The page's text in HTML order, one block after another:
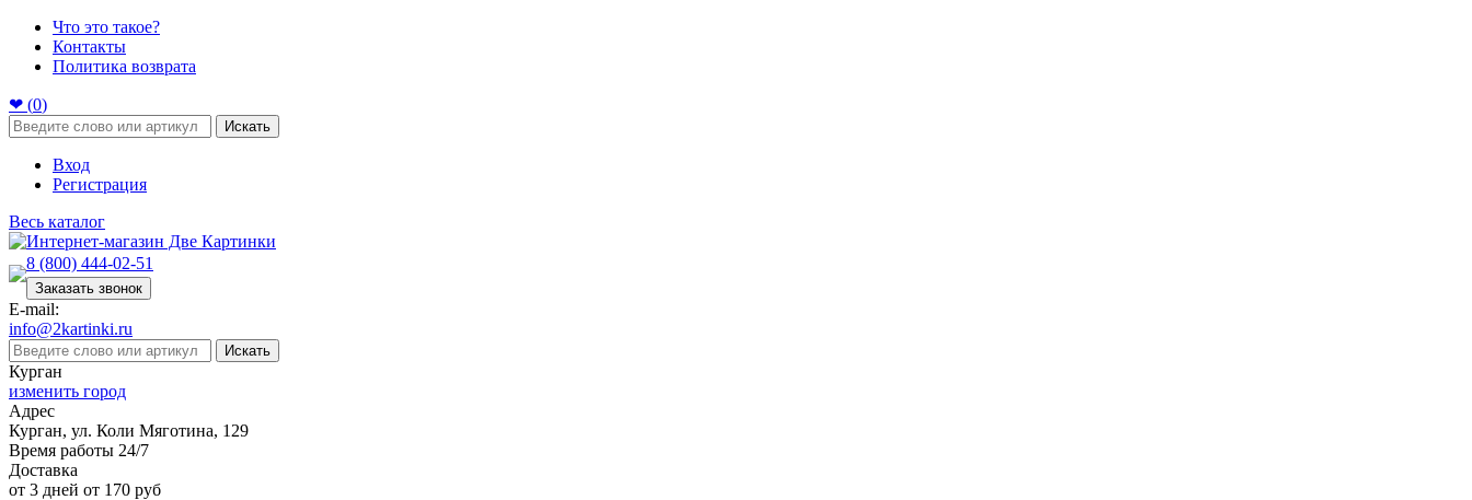
Что это такое?
Контакты
Политика возврата
❤ (0)
Искать
Вход
Регистрация
Весь каталог
8 (800) 444-02-51
Заказать звонок
E-mail:
info@2kartinki.ru
Искать
Курган
изменить город
Адрес
Курган, ул. Коли Мяготина, 129
Время работы 24/7
Доставка
от 3 дней от 170 руб